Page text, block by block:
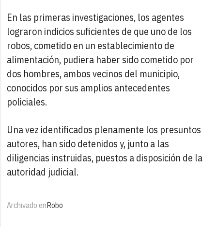
En las primeras investigaciones, los agentes
lograron indicios suficientes de que uno de los
robos, cometido en un establecimiento de
alimentación, pudiera haber sido cometido por
dos hombres, ambos vecinos del municipio,
conocidos por sus amplios antecedentes
policiales.
Una vez identificados plenamente los presuntos
autores, han sido detenidos y, junto a las
diligencias instruidas, puestos a disposición de la
autoridad judicial.
Archivado enRobo